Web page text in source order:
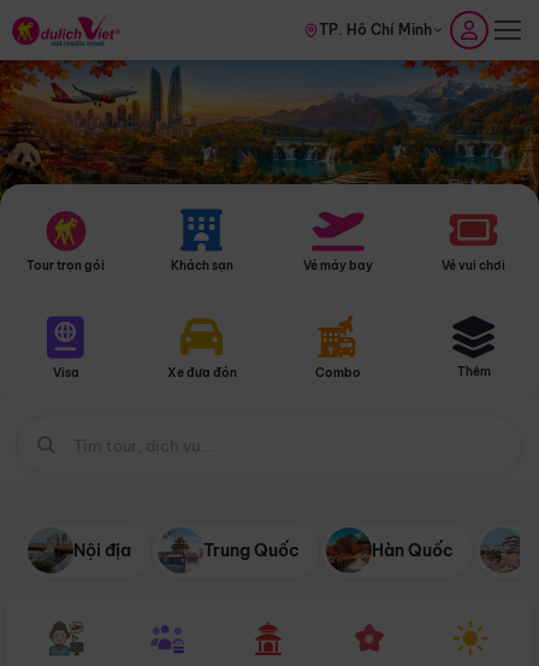
TP. Hồ Chí Minh
Tour trọn gói Khách sạn Vé máy bay Vé vui chơi
Visa Xe đưa đón Combo Thêm
Nội địa Trung Quốc Hàn Quốc